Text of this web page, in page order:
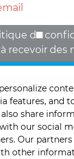
de
recevoir des
features, and
share
our social
Our
other